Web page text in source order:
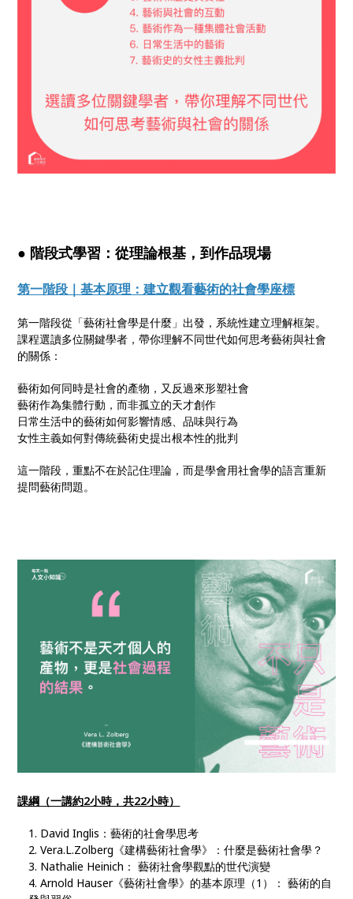
● 階段式學習：從理論根基，到作品現場
第一階段｜基本原理：建立觀看藝術的社會學座標
第一階段從「藝術社會學是什麼」出發，系統性建立理解框架。
課程選讀多位關鍵學者，帶你理解不同世代如何思考藝術與社會
的關係：
藝術如何同時是社會的產物，又反過來形塑社會
藝術作為集體行動，而非孤立的天才創作
日常生活中的藝術如何影響情感、品味與行為
女性主義如何對傳統藝術史提出根本性的批判
這一階段，重點不在於記住理論，而是學會用社會學的語言重新
提問藝術問題。
課綱（一講約2小時，共22小時）
David Inglis：藝術的社會學思考
Vera.L.Zolberg《建構藝術社會學》：什麼是藝術社會學？
Nathalie Heinich： 藝術社會學觀點的世代演變
Arnold Hauser《藝術社會學》的基本原理（1）： 藝術的自